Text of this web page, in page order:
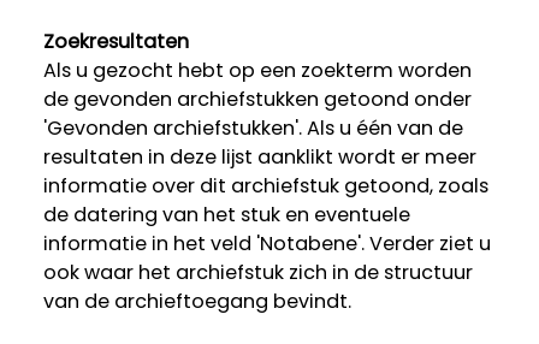
Zoekresultaten
Als u gezocht hebt op een zoekterm worden
de gevonden archiefstukken getoond onder
'Gevonden archiefstukken'. Als u één van de
resultaten in deze lijst aanklikt wordt er meer
informatie over dit archiefstuk getoond, zoals
de datering van het stuk en eventuele
informatie in het veld 'Notabene'. Verder ziet u
ook waar het archiefstuk zich in de structuur
van de archieftoegang bevindt.